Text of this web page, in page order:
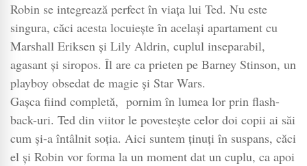
Robin se integrează perfect în viaţa lui Ted. Nu este
singura, căci acesta locuieşte în acelaşi apartament cu
Marshall Eriksen şi Lily Aldrin, cuplul inseparabil,
agasant şi siropos. Îl are ca prieten pe Barney Stinson, un
playboy obsedat de magie şi Star Wars.
Gaşca fiind completă, pornim în lumea lor prin flash-
back-uri. Ted din viitor le povesteşte celor doi copii ai săi
cum şi-a întâlnit soţia. Aici suntem ţinuţi în suspans, căci
el şi Robin vor forma la un moment dat un cuplu, ca apoi